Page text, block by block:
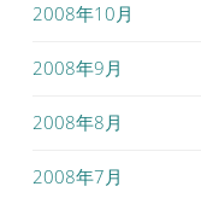
2008年10月
2008年9月
2008年8月
2008年7月